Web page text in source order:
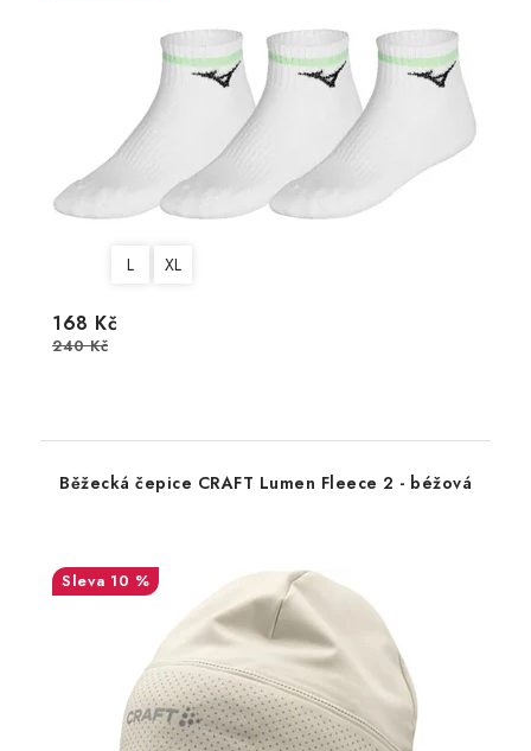
L XL
168 Kč
240 Kč
Běžecká čepice CRAFT Lumen Fleece 2 - béžová
10 %